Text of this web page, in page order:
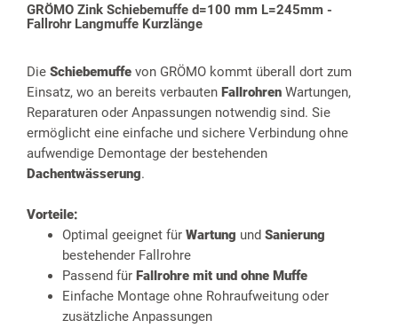
GRÖMO Zink Schiebemuffe d=100 mm L=245mm -
Fallrohr Langmuffe Kurzlänge
Die Schiebemuffe von GRÖMO kommt überall dort zum
Einsatz, wo an bereits verbauten Fallrohren Wartungen,
Reparaturen oder Anpassungen notwendig sind. Sie
ermöglicht eine einfache und sichere Verbindung ohne
aufwendige Demontage der bestehenden
Dachentwässerung.
Vorteile:
Optimal geeignet für Wartung und Sanierung
bestehender Fallrohre
Passend für Fallrohre mit und ohne Muffe
Einfache Montage ohne Rohraufweitung oder
zusätzliche Anpassungen